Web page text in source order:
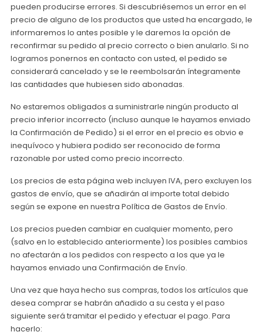
pueden producirse errores. Si descubriésemos un error en el
precio de alguno de los productos que usted ha encargado, le
informaremos lo antes posible y le daremos la opción de
reconfirmar su pedido al precio correcto o bien anularlo. Si no
logramos ponernos en contacto con usted, el pedido se
considerará cancelado y se le reembolsarán íntegramente
las cantidades que hubiesen sido abonadas.
No estaremos obligados a suministrarle ningún producto al
precio inferior incorrecto (incluso aunque le hayamos enviado
la Confirmación de Pedido) si el error en el precio es obvio e
inequívoco y hubiera podido ser reconocido de forma
razonable por usted como precio incorrecto.
Los precios de esta página web incluyen IVA, pero excluyen los
gastos de envío, que se añadirán al importe total debido
según se expone en nuestra Política de Gastos de Envío.
Los precios pueden cambiar en cualquier momento, pero
(salvo en lo establecido anteriormente) los posibles cambios
no afectarán a los pedidos con respecto a los que ya le
hayamos enviado una Confirmación de Envío.
Una vez que haya hecho sus compras, todos los artículos que
desea comprar se habrán añadido a su cesta y el paso
siguiente será tramitar el pedido y efectuar el pago. Para
hacerlo: